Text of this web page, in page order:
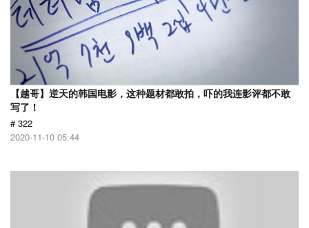
【越哥】逆天的韩国电影，这种题材都敢拍，吓的我连影评都不敢
写了！
# 322
2020-11-10 05:44